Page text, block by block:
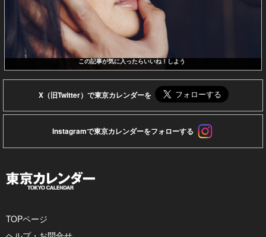
この記事が気に入ったらいいね！しよう
X（旧Twitter）で東京カレンダーを
Instagramで東京カレンダーをフォローする
TOPページ